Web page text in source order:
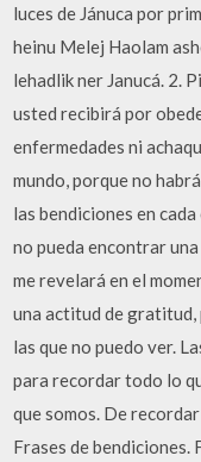
luces de Jánuca por
heinu Melej Haolam
lehadlik ner Janucá. 2.
usted recibirá por
enfermedades ni
mundo, porque no
las bendiciones en
no pueda encontrar
me revelará en el
una actitud de gratitud,
las que no puedo ver.
para recordar todo lo
que somos. De
Frases de bendiciones.